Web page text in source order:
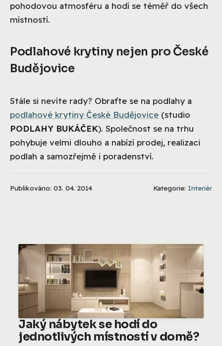
pohodovou atmosféru a hodí se téměř do všech
místností.
Podlahové krytiny nejen pro České
Budějovice
Stále si nevíte rady? Obraťte se na podlahy a
podlahové krytiny České Budějovice (studio
PODLAHY BUKÁČEK). Společnost se na trhu
pohybuje velmi dlouho a nabízí prodej, realizaci
podlah a samozřejmě i poradenství.
Publikováno: 03. 04. 2014 Kategorie: Interiér
Jaký nábytek se hodí do
jednotlivých místností v domě?